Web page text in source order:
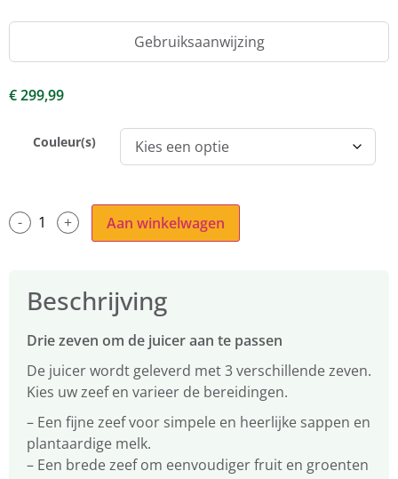
Gebruiksaanwijzing
€299,99
Couleur(s)
Aan winkelwagen
Beschrijving
Drie zeven om de juicer aan te passen
De juicer wordt geleverd met 3 verschillende zeven.
Kies uw zeef en varieer de bereidingen.
– Een fijne zeef voor simpele en heerlijke sappen en
plantaardige melk.
– Een brede zeef om eenvoudiger fruit en groenten